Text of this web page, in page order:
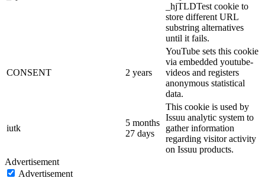
_hjTLDTest cookie to
store different URL
substring alternatives
until it fails.
CONSENT 2 years
YouTube sets this cookie
via embedded youtube-
videos and registers
anonymous statistical
data.
iutk
5 months
27 days
This cookie is used by
Issuu analytic system to
gather information
regarding visitor activity
on Issuu products.
Advertisement
Advertisement